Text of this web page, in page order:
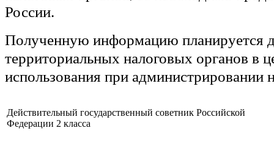
России.
Полученную информацию планируется
территориальных налоговых органов в
использования при администрировании
Действительный государственный советник Российской
Федерации 2 класса